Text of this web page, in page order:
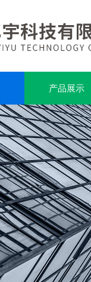
产品展示